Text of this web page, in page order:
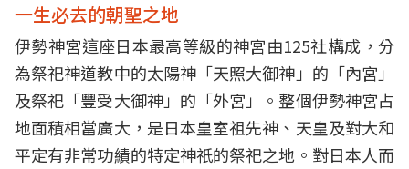
一生必去的朝聖之地
伊勢神宮這座日本最高等級的神宮由125社構成，分
為祭祀神道教中的太陽神「天照大御神」的「內宮」
及祭祀「豐受大御神」的「外宮」。整個伊勢神宮占
地面積相當廣大，是日本皇室祖先神、天皇及對大和
平定有非常功績的特定神祇的祭祀之地。對日本人而